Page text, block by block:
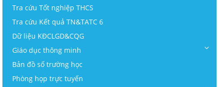
Tra cứu Tốt nghiệp THCS
Tra cứu Kết quả TN&TATC 6
Dữ liệu KĐCLGD&CQG
Giáo dục thông minh
Bản đồ số trường học
Phòng họp trực tuyến